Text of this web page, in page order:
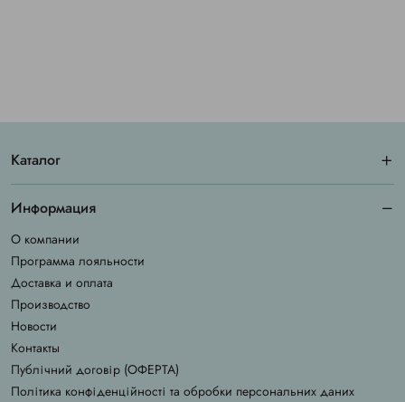
Каталог
Информация
О компании
Программа лояльности
Доставка и оплата
Производство
Новости
Контакты
Публічний договір (ОФЕРТА)
Політика конфіденційності та обробки персональних даних